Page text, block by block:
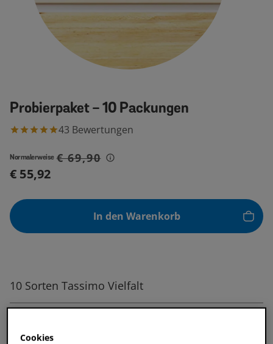
Probierpaket - 10 Packungen
43 Bewertungen
Normalerweise € 69,90
€ 55,92
In den Warenkorb
10 Sorten Tassimo Vielfalt
von Kaffee über Tee bis Kakao
Cookies